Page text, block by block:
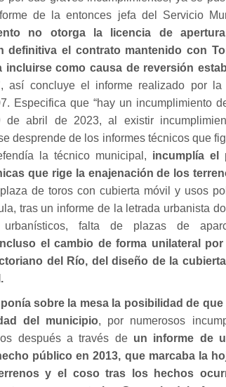
de la entonces jefa del Servicio
no otorga la licencia de
definitiva el contrato mantenido con
incluirse como causa de reversión
, así concluye el informe realizado por la
Especifica que “hay un incumplimiento
abril de 2023, al existir
desprende de los informes técnicos que
la técnico municipal, incumplía el
que rige la enajenación de los
de toros con cubierta móvil y usos
tras un informe de la letrada urbanista
falta de plazas de
el cambio de forma unilateral por
del Río, del diseño de la
sobre la mesa la posibilidad de que
del municipio, por numerosos
después a través de un informe de
público en 2013, que marcaba la
y el coso tras los hechos